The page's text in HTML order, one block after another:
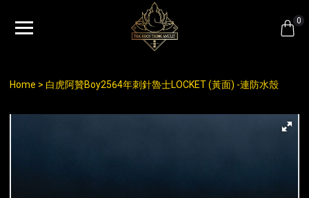
0
Home 白虎阿贊Boy2564年刺針魯士LOCKET (黃面) -連防水殼